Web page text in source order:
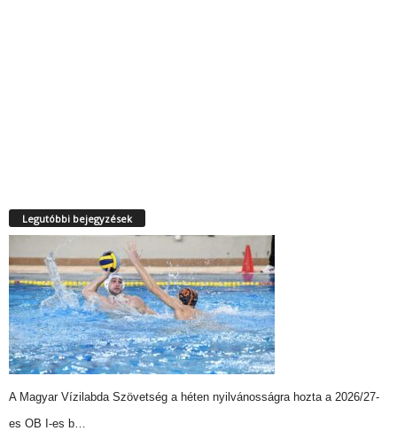
Legutóbbi bejegyzések
A Magyar Vízilabda Szövetség a héten nyilvánosságra hozta a 2026/27-
es OB I-es b…